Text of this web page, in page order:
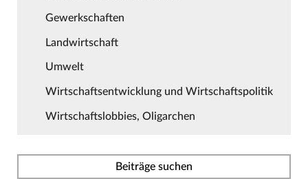
Gewerkschaften
Landwirtschaft
Umwelt
Wirtschaftsentwicklung und Wirtschaftspolitik
Wirtschaftslobbies, Oligarchen
Beiträge suchen